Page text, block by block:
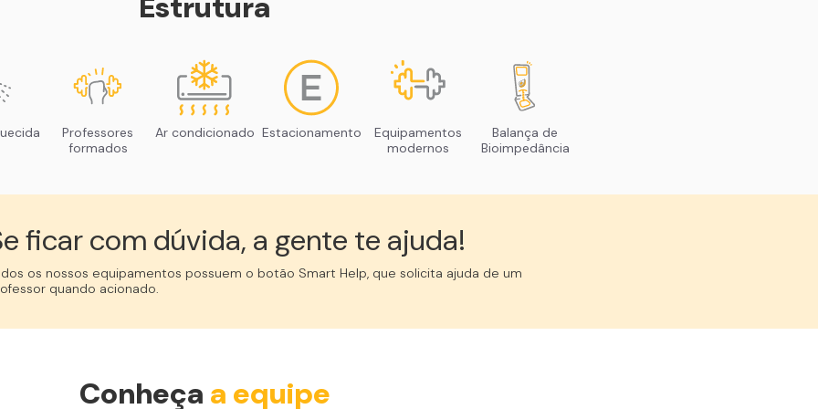
Professores
formados
Ar condicionado Estacionamento
Equipamentos
modernos
Balança de
Bioimpedância
ficar com dúvida, a gente te ajuda!︎
os nossos equipamentos possuem o botão Smart Help, que solicita ajuda de um
quando acionado.
Conheça a equipe